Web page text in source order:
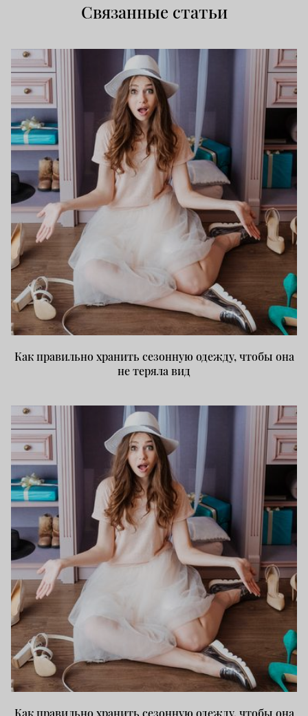
Связанные статьи
Как правильно хранить сезонную одежду, чтобы она
не теряла вид
Как правильно хранить сезонную одежду, чтобы она